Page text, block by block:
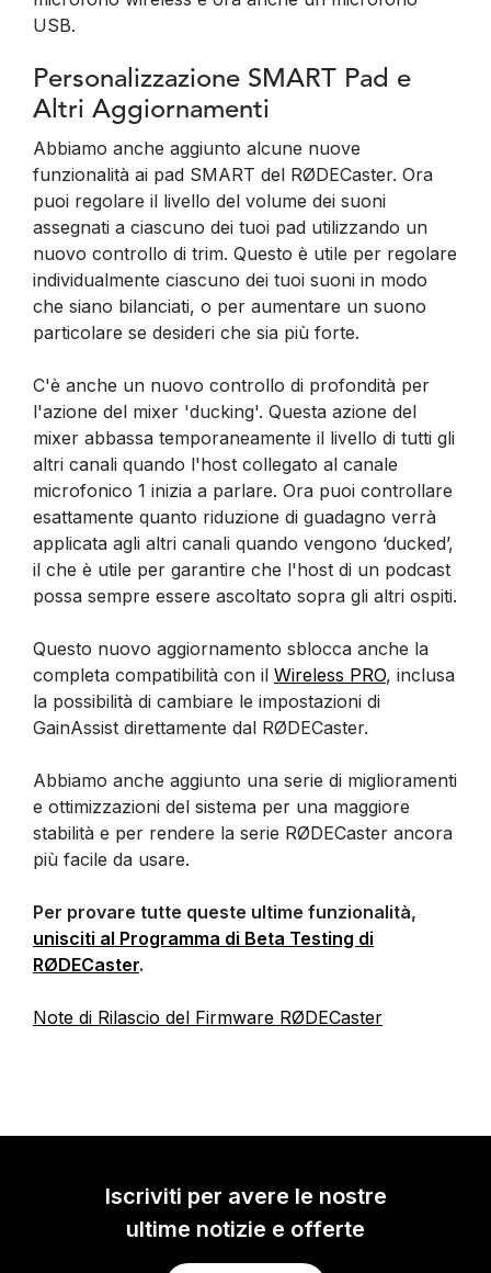
USB.
Personalizzazione SMART Pad e
Altri Aggiornamenti
Abbiamo anche aggiunto alcune nuove
funzionalità ai pad SMART del RØDECaster. Ora
puoi regolare il livello del volume dei suoni
assegnati a ciascuno dei tuoi pad utilizzando un
nuovo controllo di trim. Questo è utile per regolare
individualmente ciascuno dei tuoi suoni in modo
che siano bilanciati, o per aumentare un suono
particolare se desideri che sia più forte.
C'è anche un nuovo controllo di profondità per
l'azione del mixer 'ducking'. Questa azione del
mixer abbassa temporaneamente il livello di tutti gli
altri canali quando l'host collegato al canale
microfonico 1 inizia a parlare. Ora puoi controllare
esattamente quanto riduzione di guadagno verrà
applicata agli altri canali quando vengono ‘ducked’,
il che è utile per garantire che l'host di un podcast
possa sempre essere ascoltato sopra gli altri ospiti.
Questo nuovo aggiornamento sblocca anche la
completa compatibilità con il Wireless PRO, inclusa
la possibilità di cambiare le impostazioni di
GainAssist direttamente dal RØDECaster.
Abbiamo anche aggiunto una serie di miglioramenti
e ottimizzazioni del sistema per una maggiore
stabilità e per rendere la serie RØDECaster ancora
più facile da usare.
Per provare tutte queste ultime funzionalità,
unisciti al Programma di Beta Testing di
RØDECaster.
Note di Rilascio del Firmware RØDECaster
Iscriviti per avere le nostre
ultime notizie e offerte